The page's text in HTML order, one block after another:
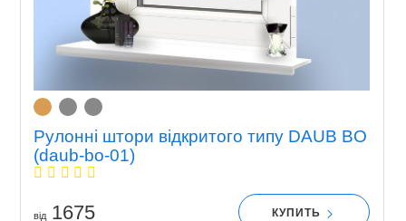
Рулонні штори відкритого типу DAUB BO
(daub-bo-01)
вiд1675 КУПИТЬ